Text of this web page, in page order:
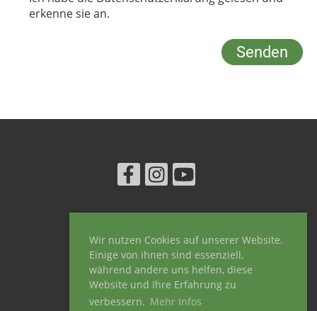
Wir nutzen Cookies auf unserer Website.
Einige von ihnen sind essenziell,
während andere uns helfen, diese
Website und Ihre Erfahrung zu
verbessern. Mehr Infos
erkenne sie an.
Erstellt mit ClubDesk Vereinssoftware
Impressum